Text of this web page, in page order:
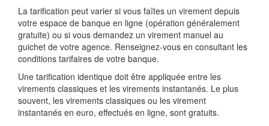
La tarification peut varier si vous faîtes un virement depuis
votre espace de banque en ligne (opération généralement
gratuite) ou si vous demandez un virement manuel au
guichet de votre agence. Renseignez-vous en consultant les
conditions tarifaires de votre banque.
Une tarification identique doit être appliquée entre les
virements classiques et les virements instantanés. Le plus
souvent, les virements classiques ou les virement
instantanés en euro, effectués en ligne, sont gratuits.